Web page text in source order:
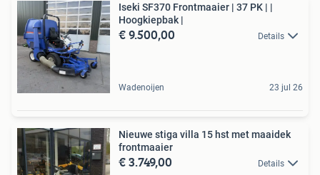
Iseki SF370 Frontmaaier | 37 PK | |
Hoogkiepbak |
€ 9.500,00 Details
Wadenoijen 23 jul 26
Nieuwe stiga villa 15 hst met maaidek
frontmaaier
€ 3.749,00 Details